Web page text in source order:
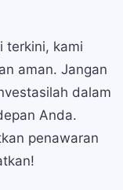
terkini, kami
aman. Jangan
dalam
Anda.
penawaran